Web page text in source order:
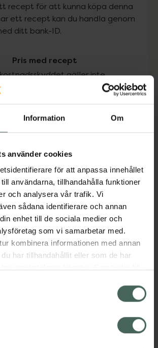
Information Om
använder cookies
för att anpassa innehållet
användarna, tillhandahålla funktioner
och analysera vår trafik. Vi
sådana identifierare och annan
enhet till de sociala medier och
som vi samarbetar med.
kombinera informationen med annan
har tillhandahållit eller som de har
via webbplatsens
Ett återkallat samtycke påverkar inte
som skett innan återkallelsen.
recept för att kunna köpa denna
ett recept kan du handla genom
ditt bank-ID.
Pris med recept
gäller inte
kr
I apotek:272,95 kr
Dölj
bipacksedeln innan